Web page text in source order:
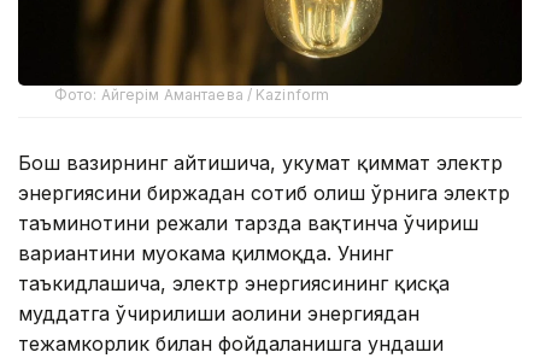
Фото: Айгерім Амантаева / Kazinform
Бош вазирнинг айтишича, ҳукумат қиммат электр
энергиясини биржадан сотиб олиш ўрнига электр
таъминотини режали тарзда вақтинча ўчириш
вариантини муҳокама қилмоқда. Унинг
таъкидлашича, электр энергиясининг қисқа
муддатга ўчирилиши аҳолини энергиядан
тежамкорлик билан фойдаланишга ундаши